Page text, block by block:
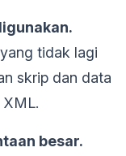
tidak lagi
skrip dan data
XML.
besar.